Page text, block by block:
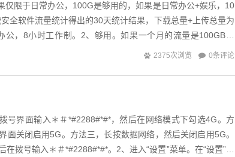
仅限于日常办公，100G是够用的，如果是日常办公+娱乐，10
全软件流量统计得出的30天统计结果，下载总量+上传总量为
，8小时工作制。2、够用。如果一个月的流量是100GB的
有要...
2375次浏览 0条评论
号界面输入＊＃*#2288#*#*，然后在网络模式下勾选4G。方
面关闭启用5G。方法三，长按数据网络，然后关闭启用5G。
拨号输入＊＃*#2288#*#*。2、进入“设置”菜单。在“设置”菜